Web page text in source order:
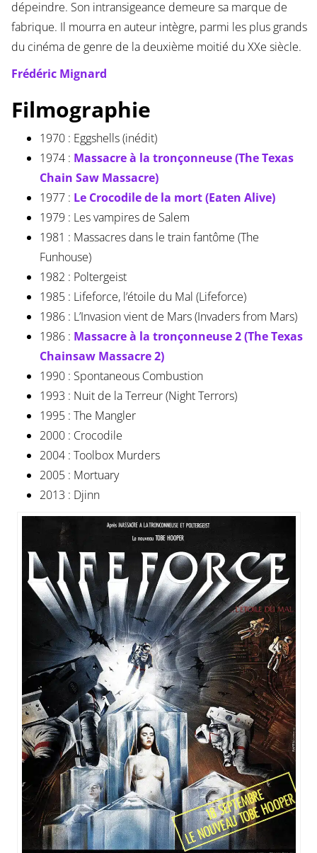
dépeindre. Son intransigeance demeure sa marque de
fabrique. Il mourra en auteur intègre, parmi les plus grands
du cinéma de genre de la deuxième moitié du XXe siècle.
Frédéric Mignard
Filmographie
1970 : Eggshells (inédit)
1974 : Massacre à la tronçonneuse (The Texas
Chain Saw Massacre)
1977 : Le Crocodile de la mort (Eaten Alive)
1979 : Les vampires de Salem
1981 : Massacres dans le train fantôme (The
Funhouse)
1982 : Poltergeist
1985 : Lifeforce, l’étoile du Mal (Lifeforce)
1986 : L’Invasion vient de Mars (Invaders from Mars)
1986 : Massacre à la tronçonneuse 2 (The Texas
Chainsaw Massacre 2)
1990 : Spontaneous Combustion
1993 : Nuit de la Terreur (Night Terrors)
1995 : The Mangler
2000 : Crocodile
2004 : Toolbox Murders
2005 : Mortuary
2013 : Djinn